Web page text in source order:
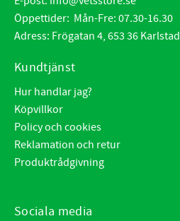
Öppettider: Mån-Fre: 07.30-16.30
Adress: Frögatan 4, 653 36 Karlstad
Kundtjänst
Hur handlar jag?
Köpvillkor
Policy och cookies
Reklamation och retur
Produktrådgivning
Sociala media